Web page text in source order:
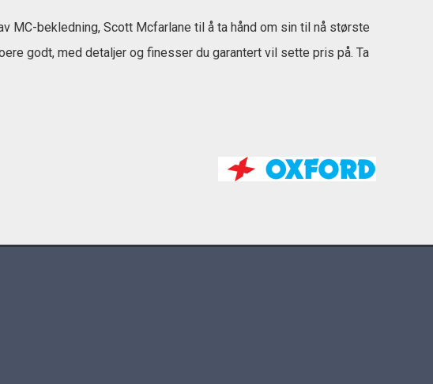
MC-bekledning, Scott Mcfarlane til å ta hånd om sin til nå største
godt, med detaljer og finesser du garantert vil sette pris på. Ta